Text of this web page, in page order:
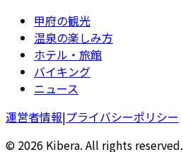
甲府の観光
温泉の楽しみ方
ホテル・旅館
バイキング
ニュース
運営者情報|プライバシーポリシー
© 2026 Kibera. All rights reserved.